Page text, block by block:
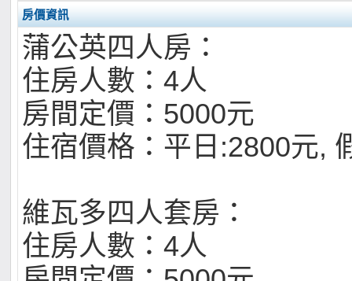
房價資訊
蒲公英四人房：
住房人數：4人
房間定價：5000元
住宿價格：平日:2800元,
維瓦多四人套房：
住房人數：4人